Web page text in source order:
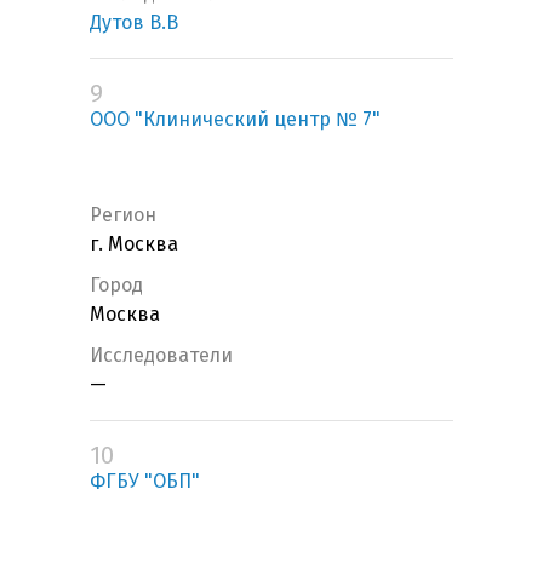
Дутов В.В
9
ООО "Клинический центр № 7"
Регион
г. Москва
Город
Москва
Исследователи
—
10
ФГБУ "ОБП"